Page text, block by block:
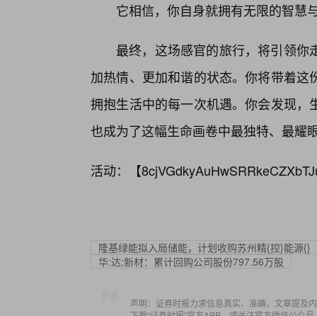
它相信，你自身就拥有无限的智慧
最终，这场感官的旅行，将引领
加热情、更加和谐的状态。你将带着
拥抱生活中的每一次机遇。你会发现
也成为了这幅生命画卷中最独特、最耀
活动：【
隆基绿能拟入局储能，计划收购苏州精{控}能源{}
华:达;新材：累计回购公司股份797.56万股
声明：证券时报力求信息真实、准确，文章提及